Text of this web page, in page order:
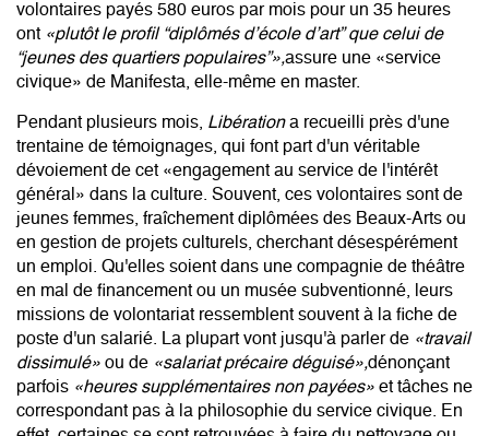
volontaires payés 580 euros par mois pour un 35 heures
ont «plutôt le profil “diplômés d’école d’art” que celui de
“jeunes des quartiers populaires”»,assure une «service
civique» de Manifesta, elle-même en master.
Pendant plusieurs mois, Libérationa recueilli près d'une
trentaine de témoignages, qui font part d'un véritable
dévoiement de cet «engagement au service de l'intérêt
général» dans la culture. Souvent, ces volontaires sont de
jeunes femmes, fraîchement diplômées des Beaux-Arts ou
en gestion de projets culturels, cherchant désespérément
un emploi. Qu'elles soient dans une compagnie de théâtre
en mal de financement ou un musée subventionné, leurs
missions de volontariat ressemblent souvent à la fiche de
poste d'un salarié. La plupart vont jusqu'à parler de «travail
dissimulé» ou de «salariat précaire déguisé»,dénonçant
parfois «heures supplémentaires non payées» et tâches ne
correspondant pas à la philosophie du service civique. En